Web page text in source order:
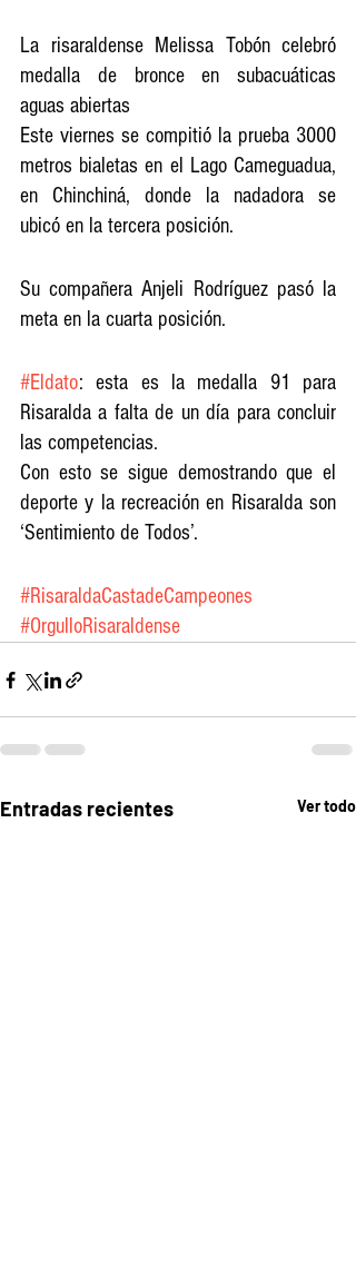
La risaraldense Melissa Tobón celebró
medalla de bronce en subacuáticas
aguas abiertas
Este viernes se compitió la prueba 3000
metros bialetas en el Lago Cameguadua,
en Chinchiná, donde la nadadora se
ubicó en la tercera posición.
Su compañera Anjeli Rodríguez pasó la
meta en la cuarta posición.
#Eldato: esta es la medalla 91 para
Risaralda a falta de un día para concluir
las competencias.
Con esto se sigue demostrando que el
deporte y la recreación en Risaralda son
‘Sentimiento de Todos’.
#RisaraldaCastadeCampeones
#OrgulloRisaraldense
Entradas recientes Ver todo